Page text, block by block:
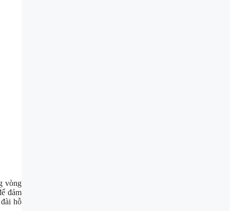
vòng
đảm
hỗ